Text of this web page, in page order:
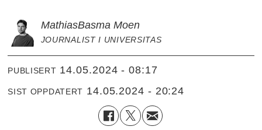
MathiasBasma Moen
JOURNALIST I UNIVERSITAS
PUBLISERT 14.05.2024 - 08:17
SIST OPPDATERT 14.05.2024 - 20:24